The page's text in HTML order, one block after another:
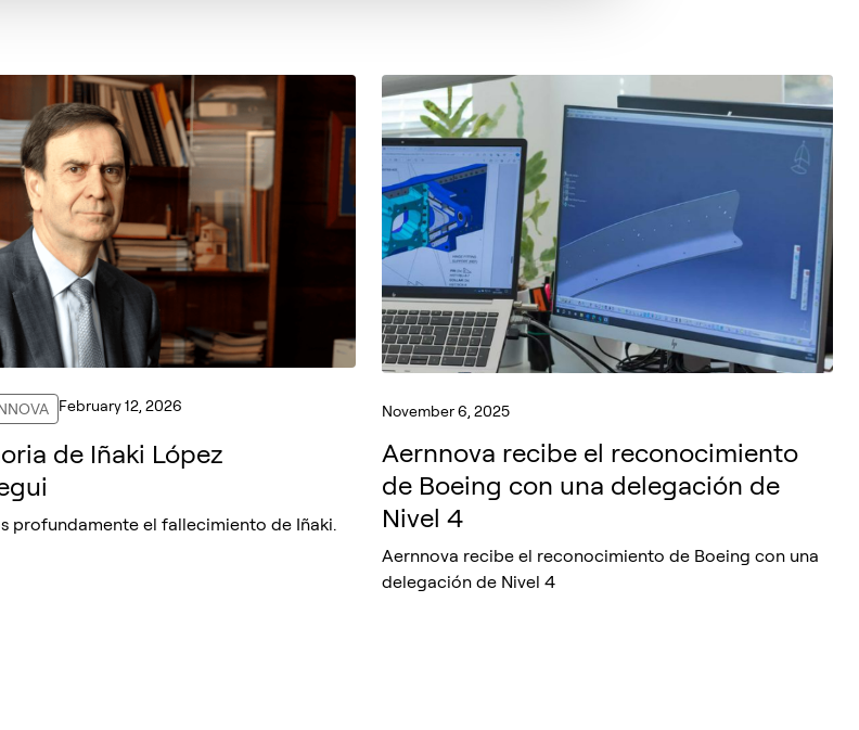
February 12, 2026
de Iñaki López
profundamente el fallecimiento de Iñaki.
November 6, 2025
Aernnova recibe el reconocimiento
de Boeing con una delegación de
Nivel 4
Aernnova recibe el reconocimiento de Boeing con una
delegación de Nivel 4